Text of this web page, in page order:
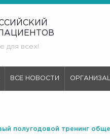
для всех!
ВСЕ НОВОСТИ
полугодовой тренинг